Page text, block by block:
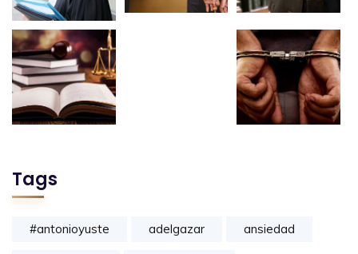
Tags
#antonioyuste adelgazar ansiedad